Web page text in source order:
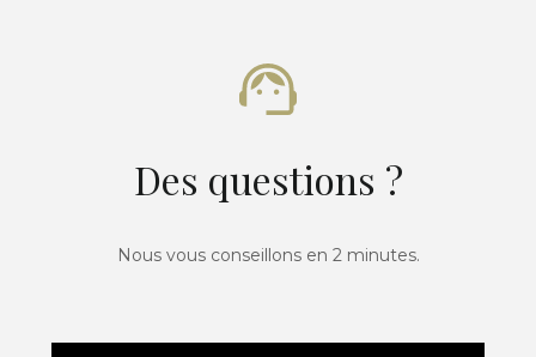
Des questions ?
Nous vous conseillons en 2 minutes.